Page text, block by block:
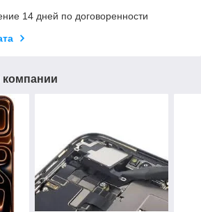
14 дней по договоренности
компании